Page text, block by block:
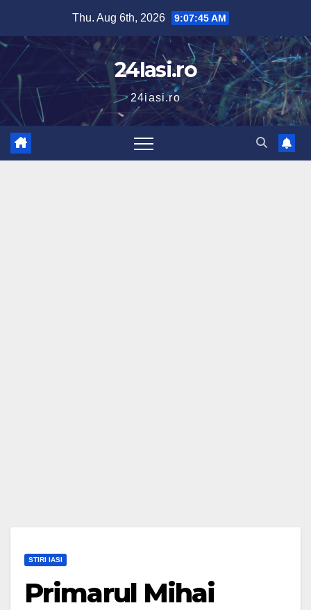
content
Thu. Aug 6th, 2026 9:07:46 AM
24Iasi.ro
24iasi.ro
STIRI IASI
Primarul Mihai